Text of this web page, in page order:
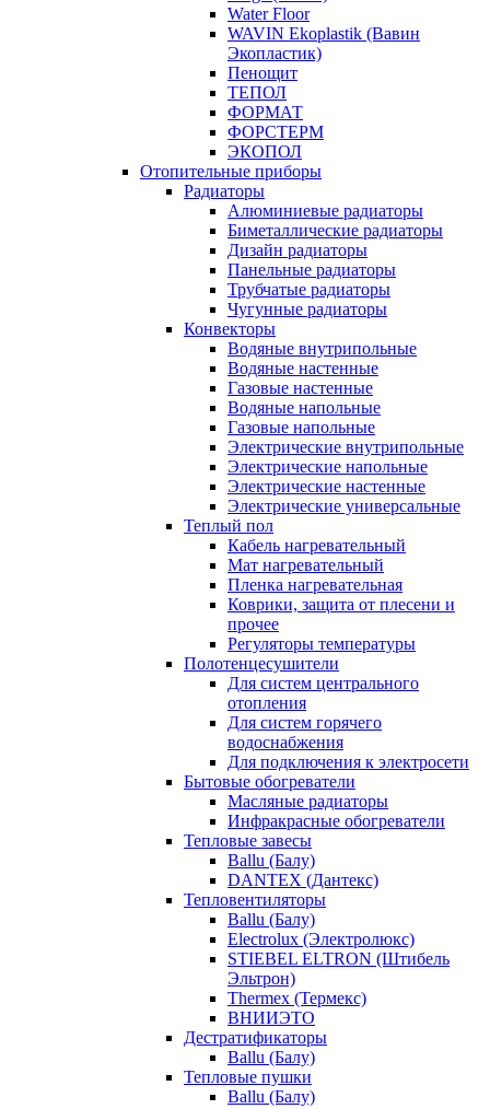
Water Floor
WAVIN Ekoplastik (Вавин
Экопластик)
Пенощит
ТЕПОЛ
ФОРМАТ
ФОРСТЕРМ
ЭКОПОЛ
Отопительные приборы
Радиаторы
Алюминиевые радиаторы
Биметаллические радиаторы
Дизайн радиаторы
Панельные радиаторы
Трубчатые радиаторы
Чугунные радиаторы
Конвекторы
Водяные внутрипольные
Водяные настенные
Газовые настенные
Водяные напольные
Газовые напольные
Электрические внутрипольные
Электрические напольные
Электрические настенные
Электрические универсальные
Теплый пол
Кабель нагревательный
Мат нагревательный
Пленка нагревательная
Коврики, защита от плесени и
прочее
Регуляторы температуры
Полотенцесушители
Для систем центрального
отопления
Для систем горячего
водоснабжения
Для подключения к электросети
Бытовые обогреватели
Масляные радиаторы
Инфракрасные обогреватели
Тепловые завесы
Ballu (Балу)
DANTEX (Дантекс)
Тепловентиляторы
Ballu (Балу)
Electrolux (Электролюкс)
STIEBEL ELTRON (Штибель
Эльтрон)
Thermex (Термекс)
ВНИИЭТО
Дестратификаторы
Ballu (Балу)
Тепловые пушки
Ballu (Балу)